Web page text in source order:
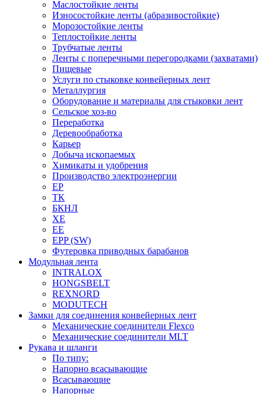
Маслостойкие ленты
Износостойкие ленты (абразивостойкие)
Морозостойкие ленты
Теплостойкие ленты
Трубчатые ленты
Ленты с поперечными перегородками (захватами)
Пищевые
Услуги по стыковке конвейерных лент
Металлургия
Оборудование и материалы для стыковки лент
Сельское хоз-во
Переработка
Деревообработка
Карьер
Добыча ископаемых
Химикаты и удобрения
Производство электроэнергии
EP
ТК
БКНЛ
XE
EE
EPP (SW)
Футеровка приводных барабанов
Модульная лента
INTRALOX
HONGSBELT
REXNORD
MODUTECH
Замки для соединения конвейерных лент
Механические соединители Flexco
Механические соединители MLT
Рукава и шланги
По типу:
Напорно всасывающие
Всасывающие
Напорные